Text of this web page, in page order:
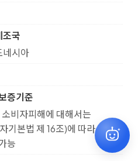
조국
네시아
증기준
비자피해에 대해서는
기본법 제 16조)에 따라 보상
능
상품을 찾아드릴게요 ✕